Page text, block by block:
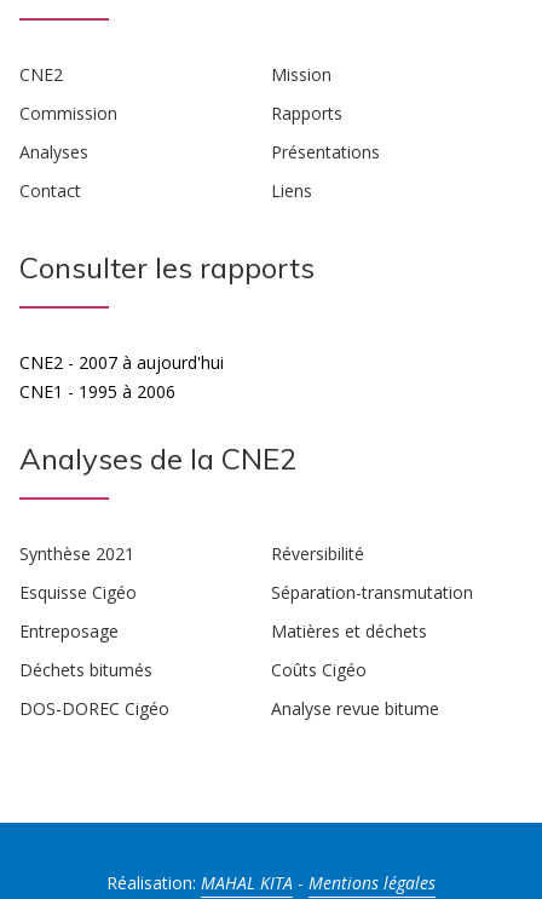
CNE2
Mission
Commission
Rapports
Analyses
Présentations
Contact
Liens
Consulter les rapports
CNE2 - 2007 à aujourd'hui
CNE1 - 1995 à 2006
Analyses de la CNE2
Synthèse 2021
Réversibilité
Esquisse Cigéo
Séparation-transmutation
Entreposage
Matières et déchets
Déchets bitumés
Coûts Cigéo
DOS-DOREC Cigéo
Analyse revue bitume
Réalisation: MAHAL KITA - Mentions légales